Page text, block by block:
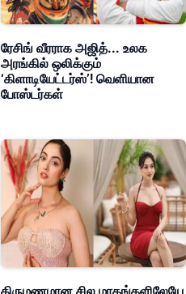
ரேசிங் வீரராக அஜித்... உலக
அரங்கில் ஒலிக்கும்
‘கிளாடியேட்டர்ஸ்’! வெளியான
போஸ்டர்கள்